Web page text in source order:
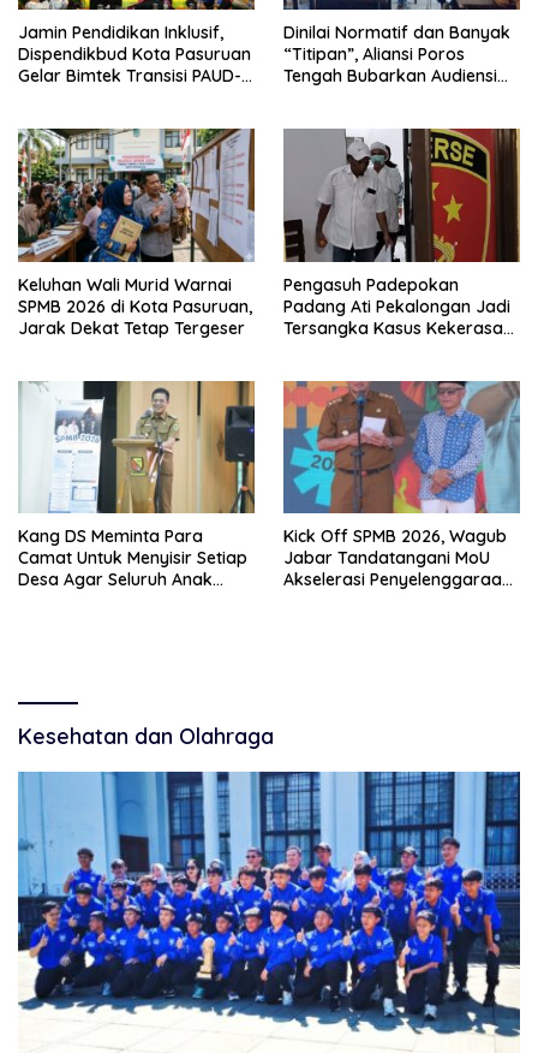
Jamin Pendidikan Inklusif,
Dispendikbud Kota Pasuruan
Gelar Bimtek Transisi PAUD-
Dinilai Normatif dan Banyak
“Titipan”, Aliansi Poros
Tengah Bubarkan Audiensi
Keluhan Wali Murid Warnai
SPMB 2026 di Kota Pasuruan,
Jarak Dekat Tetap Tergeser
Pengasuh Padepokan
Padang Ati Pekalongan Jadi
Tersangka Kasus Kekerasan
Kang DS Meminta Para
Camat Untuk Menyisir Setiap
Desa Agar Seluruh Anak
Kick Off SPMB 2026, Wagub
Jabar Tandatangani MoU
Akselerasi Penyelenggaraan
Kesehatan dan Olahraga